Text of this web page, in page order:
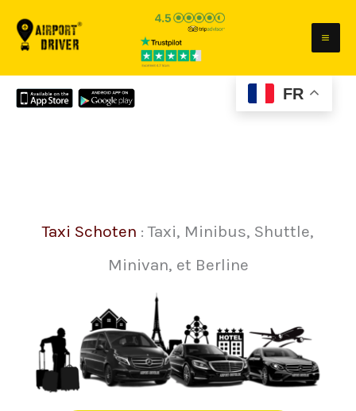
FR
Taxi Schoten : Taxi, Minibus, Shuttle,
Minivan, et Berline